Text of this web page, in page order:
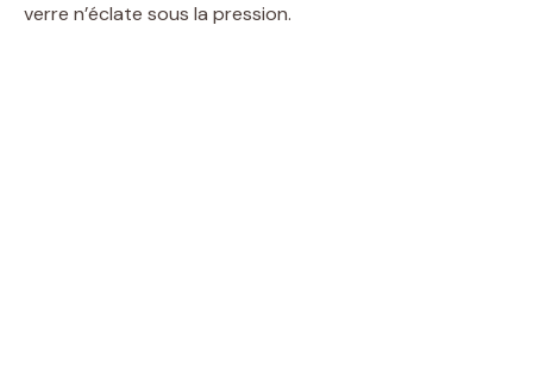
verre n’éclate sous la pression.